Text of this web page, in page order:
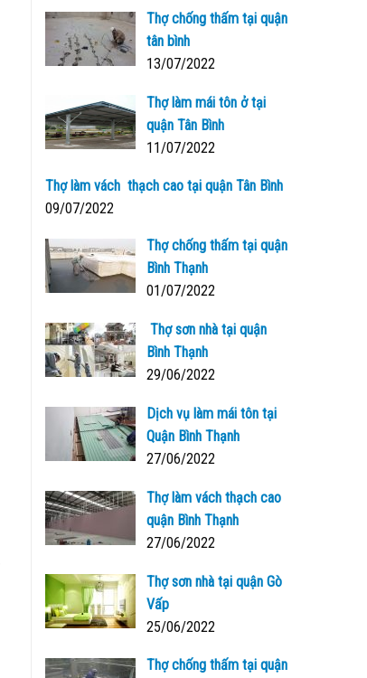
Thợ chống thấm tại quận
tân bình
13/07/2022
Thợ làm mái tôn ở tại
quận Tân Bình
11/07/2022
Thợ làm vách thạch cao tại quận Tân Bình
09/07/2022
Thợ chống thấm tại quận
Bình Thạnh
01/07/2022
Thợ sơn nhà tại quận
Bình Thạnh
29/06/2022
Dịch vụ làm mái tôn tại
Quận Bình Thạnh
27/06/2022
Thợ làm vách thạch cao
quận Bình Thạnh
27/06/2022
Thợ sơn nhà tại quận Gò
Vấp
25/06/2022
Thợ chống thấm tại quận